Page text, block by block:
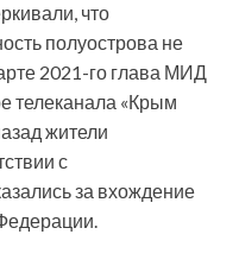
что
полуострова не
2021-го глава МИД
телеканала «Крым
жители
с
за вхождение